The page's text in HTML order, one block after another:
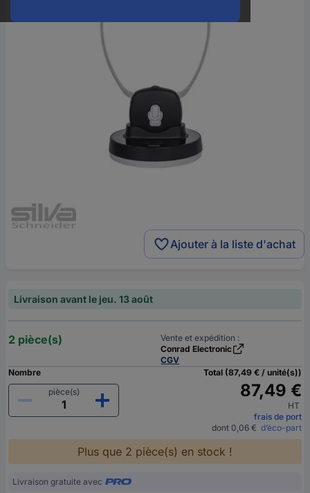
Ajouter à la liste d'achat
Livraison avant le jeu. 13 août
2 pièce(s)
Vente et expédition :
Conrad Electronic
CGV
Nombre
pièce(s)
Total (87,49 € / unité(s))
87,49 €
HT
frais de port
dont 0,06 € d’éco-part
Plus que 2 pièce(s) en stock !
Livraison gratuite avec